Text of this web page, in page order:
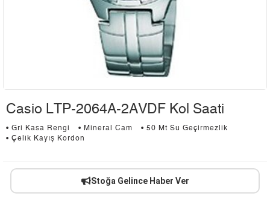
Casio LTP-2064A-2AVDF Kol Saati
• Gri Kasa Rengi • Mineral Cam
• 50 Mt Su Geçirmezlik
• Çelik Kayış Kordon
Stoğa Gelince Haber Ver